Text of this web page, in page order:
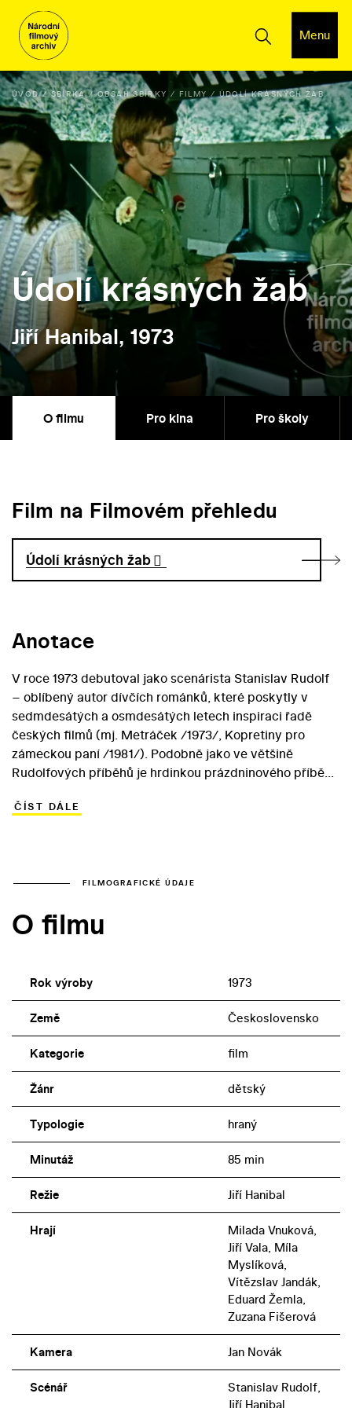
Menu
ÚVOD SBÍRKA OBSAH SBÍRKY FILMY ÚDOLÍ KRÁSNÝCH ŽAB
Údolí krásných žab
Jiří Hanibal, 1973
O filmu Pro kina Pro školy
Film na Filmovém přehledu
Údolí krásných žab
Anotace
V roce 1973 debutoval jako scenárista Stanislav Rudolf
– oblíbený autor dívčích románků, které poskytly v
sedmdesátých a osmdesátých letech inspiraci řadě
českých filmů (mj. Metráček /1973/, Kopretiny pro
zámeckou paní /1981/). Podobně jako ve většině
Rudolfových příběhů je hrdinkou prázdninového příběhu
Vnuková) se na plovárně seznámí s chlapcem Jindrou.
vyloučení. Nakonec ovšem pochopí, že to s ní vedoucí i
Jiřího Hanibala sází na pohodovou letní atmosféru, která
ČÍST DÁLE
FILMOGRAFICKÉ ÚDAJE
O filmu
Rok výroby 1973
Země Československo
Kategorie film
Žánr dětský
Typologie hraný
Minutáž 85 min
Režie Jiří Hanibal
Hrají
Milada Vnuková,
Jiří Vala, Míla
Myslíková,
Vítězslav Jandák,
Eduard Žemla,
Zuzana Fišerová
Kamera Jan Novák
Scénář
Stanislav Rudolf,